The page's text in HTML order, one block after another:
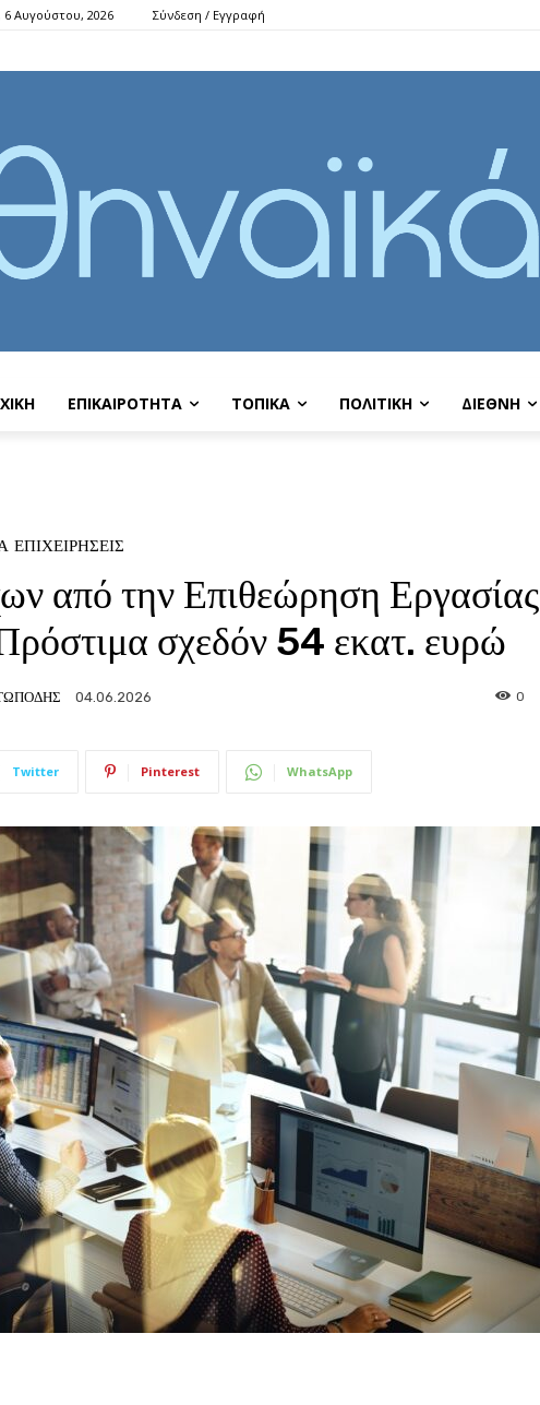
6 Αυγούστου, 2026 Σύνδεση / Εγγραφή
ΕΠΙΚΑΙΡΟΤΗΤΑ ΤΟΠΙΚΑ ΠΟΛΙΤΙΚΗ ΔΙΕΘΝΗ
ΕΠΙΧΕΙΡΗΣΕΙΣ
από την Επιθεώρηση Εργασίας
σχεδόν 54 εκατ. ευρώ
04.06.2026 0
Twitter Pinterest WhatsApp